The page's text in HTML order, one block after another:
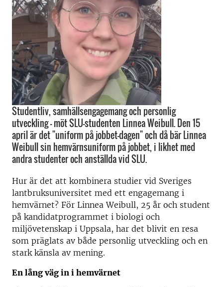
Studentliv, samhällsengagemang och personlig
utveckling – möt SLU-studenten Linnea Weibull. Den 15
april är det "uniform på jobbet-dagen" och då bär Linnea
Weibull sin hemvärnsuniform på jobbet, i likhet med
andra studenter och anställda vid SLU.
Hur är det att kombinera studier vid Sveriges
lantbruksuniversitet med ett engagemang i
hemvärnet? För Linnea Weibull, 25 år och student
på kandidatprogrammet i biologi och
miljövetenskap i Uppsala, har det blivit en resa
som präglats av både personlig utveckling och en
stark känsla av mening.
En lång väg in i hemvärnet